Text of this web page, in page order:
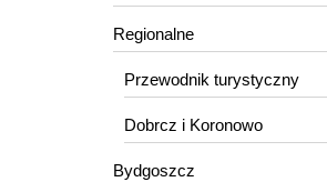
Regionalne
Przewodnik turystyczny
Dobrcz i Koronowo
Bydgoszcz